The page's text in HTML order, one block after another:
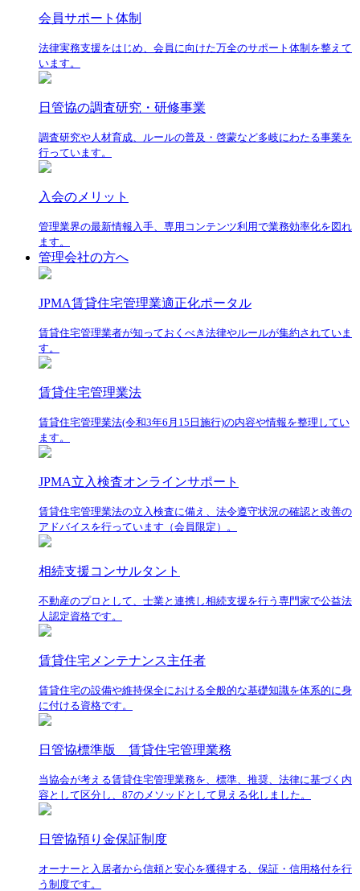
会員サポート体制
法律実務支援をはじめ、会員に向けた万全のサポート体制を整えて
います。
日管協の調査研究・研修事業
調査研究や人材育成、ルールの普及・啓蒙など多岐にわたる事業を
行っています。
入会のメリット
管理業界の最新情報入手、専用コンテンツ利用で業務効率化を図れ
ます。
管理会社の方へ
JPMA賃貸住宅管理業適正化ポータル
賃貸住宅管理業者が知っておくべき法律やルールが集約されていま
す。
賃貸住宅管理業法
賃貸住宅管理業法(令和3年6月15日施行)の内容や情報を整理してい
ます。
JPMA立入検査オンラインサポート
賃貸住宅管理業法の立入検査に備え、法令遵守状況の確認と改善の
アドバイスを行っています（会員限定）。
相続支援コンサルタント
不動産のプロとして、士業と連携し相続支援を行う専門家で公益法
人認定資格です。
賃貸住宅メンテナンス主任者
賃貸住宅の設備や維持保全における全般的な基礎知識を体系的に身
に付ける資格です。
日管協標準版 賃貸住宅管理業務
当協会が考える賃貸住宅管理業務を、標準、推奨、法律に基づく内
容として区分し、87のメソッドとして見える化しました。
日管協預り金保証制度
オーナーと入居者から信頼と安心を獲得する、保証・信用格付を行
う制度です。